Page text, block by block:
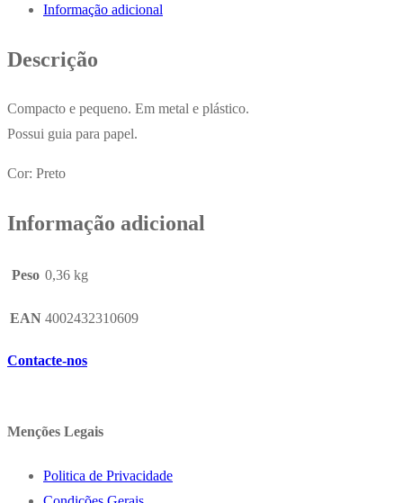
Informação adicional
Descrição
Compacto e pequeno. Em metal e plástico.
Possui guia para papel.
Cor: Preto
Informação adicional
Peso 0,36 kg
EAN 4002432310609
Contacte-nos
Menções Legais
Politica de Privacidade